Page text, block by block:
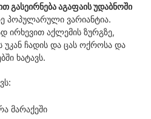
გასეირნება აგაფაის უდაბნოში
პოპულარული ვარიანტია.
ირხევით აქლემის ზურგზე,
უკან ჩადის და ცას ოქროსა და
ხატავს.
მარაქეში